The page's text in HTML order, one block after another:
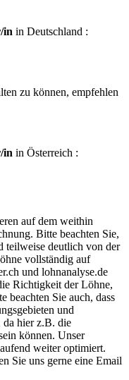
in in Deutschland :
zu können, empfehlen
in in Österreich :
auf dem weithin
Bitte beachten Sie,
teilweise deutlich von der
vollständig auf
und lohnanalyse.de
Richtigkeit der Löhne,
beachten Sie auch, dass
und
da hier z.B. die
können. Unser
weiter optimiert.
Sie uns gerne eine Email